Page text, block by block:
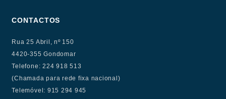
CONTACTOS
Rua 25 Abril, nº 150
4420-355 Gondomar
Telefone: 224 918 513
(Chamada para rede fixa nacional)
Telemóvel: 915 294 945